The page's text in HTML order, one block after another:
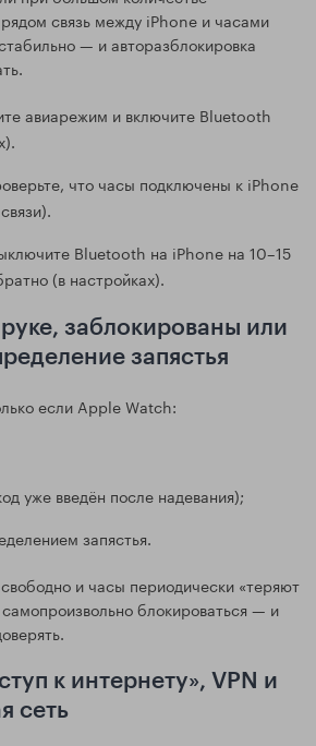
связь между iPhone и часами
— и авторазблокировка
авиарежим и включите Bluetooth
что часы подключены к iPhone
Bluetooth на iPhone на 10–15
(в настройках).
заблокированы или
запястья
если Apple Watch:
уже введён после надевания);
запястья.
и часы периодически «теряют
блокироваться — и
к интернету», VPN и
сеть